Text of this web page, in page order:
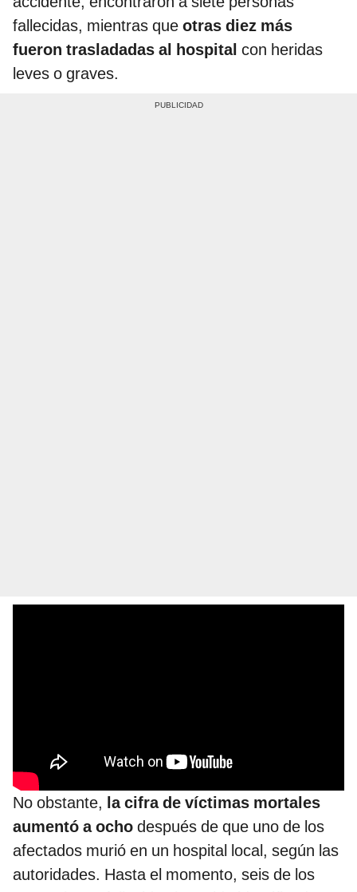
fallecidas, mientras que otras diez más
fueron trasladadas al hospital con heridas
leves o graves.
No obstante, la cifra de víctimas mortales
aumentó a ocho después de que uno de los
afectados murió en un hospital local, según las
autoridades. Hasta el momento, seis de los